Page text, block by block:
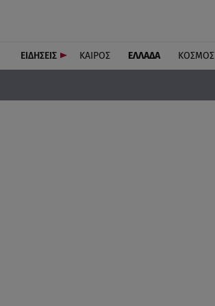
ΕΙΔΗΣΕΙΣ ΚΑΙΡΟΣ ΕΛΛΑΔΑ ΚΟΣΜΟΣ